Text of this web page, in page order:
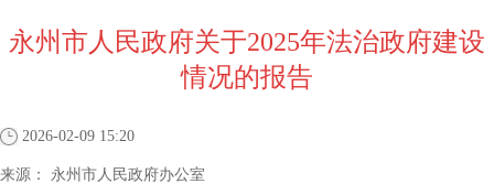
永州市人民政府关于2025年法治政府建设
情况的报告
2026-02-09 15:20
来源： 永州市人民政府办公室